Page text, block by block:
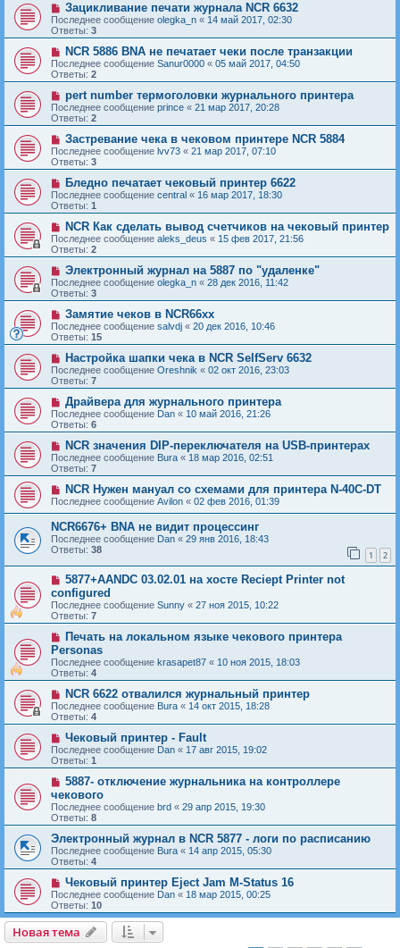
Зацикливание печати журнала NCR 6632
Последнее сообщение olegka_n « 14 май 2017, 02:30
Ответы: 3
NCR 5886 BNA не печатает чеки после транзакции
Последнее сообщение Sanur0000 « 05 май 2017, 04:50
Ответы: 2
pert number термоголовки журнального принтера
Последнее сообщение prince « 21 мар 2017, 20:28
Ответы: 2
Застревание чека в чековом принтере NCR 5884
Последнее сообщение lvv73 « 21 мар 2017, 07:10
Ответы: 3
Бледно печатает чековый принтер 6622
Последнее сообщение central « 16 мар 2017, 18:30
Ответы: 1
NCR Как сделать вывод счетчиков на чековый принтер
Последнее сообщение aleks_deus « 15 фев 2017, 21:56
Ответы: 2
Электронный журнал на 5887 по "удаленке"
Последнее сообщение olegka_n « 28 дек 2016, 11:42
Ответы: 3
Замятие чеков в NCR66xx
Последнее сообщение salvdj « 20 дек 2016, 10:46
Ответы: 15
Настройка шапки чека в NCR SelfServ 6632
Последнее сообщение Oreshnik « 02 окт 2016, 23:03
Ответы: 7
Драйвера для журнального принтера
Последнее сообщение Dan « 10 май 2016, 21:26
Ответы: 6
NCR значения DIP-переключателя на USB-принтерах
Последнее сообщение Bura « 18 мар 2016, 02:51
Ответы: 7
NCR Нужен мануал со схемами для принтера N-40C-DT
Последнее сообщение Avilon « 02 фев 2016, 01:39
NCR6676+ BNA не видит процессинг
Последнее сообщение Dan « 29 янв 2016, 18:43
Ответы: 38 1 2
5877+AANDC 03.02.01 на хосте Reciept Printer not
configured
Последнее сообщение Sunny « 27 ноя 2015, 10:22
Ответы: 7
Печать на локальном языке чекового принтера
Personas
Последнее сообщение krasapet87 « 10 ноя 2015, 18:03
Ответы: 4
NCR 6622 отвалился журнальный принтер
Последнее сообщение Bura « 14 окт 2015, 18:28
Ответы: 4
Чековый принтер - Fault
Последнее сообщение Dan « 17 авг 2015, 19:02
Ответы: 1
5887- отключение журнальника на контроллере
чекового
Последнее сообщение brd « 29 апр 2015, 19:30
Ответы: 8
Электронный журнал в NCR 5877 - логи по расписанию
Последнее сообщение Bura « 14 апр 2015, 05:30
Ответы: 4
Чековый принтер Eject Jam M-Status 16
Последнее сообщение Dan « 18 мар 2015, 00:25
Ответы: 10
Новая тема
Новаятема